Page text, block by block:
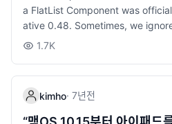
사용해 앱을 개발할 수 있어요. 다양
용할 수 있고, 기존 웹 개발자가 쉽게
어요. 네이티브 개발 언어: Kotlin과
언어로, 간결한 문법과 강력한 성능
발에 최적화되어 있어요. Flutter와
tter 예제 flutter create
활용 사례 e-메일 마케팅: 고객의 구
안. A/B 테스트: 두 가지를 비교하는
지 중 어떤 것이 더 효과적인지 데이
파악해 홍보 전략을 세우세요. 데이
전하게 관리된다는 점을 홍보하세요.
닝 AI(인공지능)와 머신러닝은 이제
산성과 창의성이라는 두마리 토끼
요? Hugging Face Blog - Smol
존 프로젝트와의 호환성을 유지하기
급 이상의 개발자라면 이번 기회를
로젝트를 현대화하는 데 집중해보
Blog - Require ESM 기본 활성화
선택된 상태에서 Jump Desktop으
ace 키를 누르면 한영 전환이 잘 됩니
a FlatList Component was
ative 0.48. Sometimes, we
(guilty! 🙈) and don't deal with…
1.7K
kimho· 7년전